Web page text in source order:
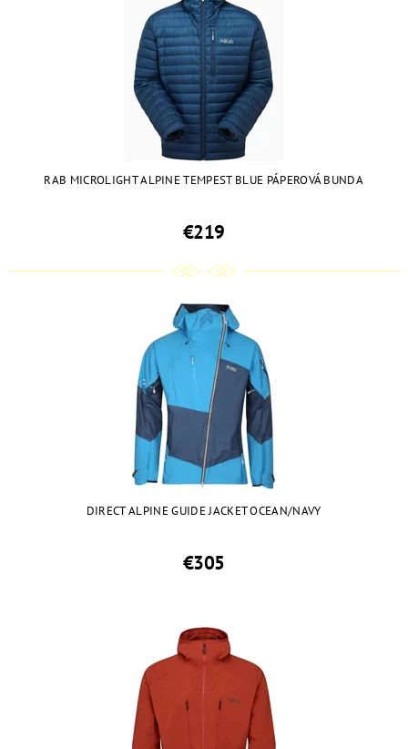
RAB MICROLIGHT ALPINE TEMPEST BLUE PÁPEROVÁ BUNDA
€219
DIRECT ALPINE GUIDE JACKET OCEAN/NAVY
€305